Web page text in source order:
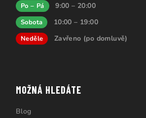
Po – Pá 9:00 – 20:00
Sobota 10:00 – 19:00
Neděle Zavřeno (po domluvě)
MOŽNÁ HLEDÁTE
Blog